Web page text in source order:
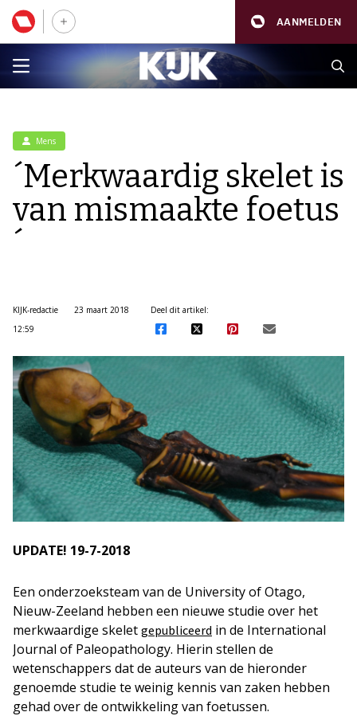
AANMELDEN
Mens
´Merkwaardig skelet is
van mismaakte foetus
´
KIJK-redactie
23 maart 2018
12:59
Deel dit artikel:
UPDATE! 19-7-2018
Een onderzoeksteam van de University of Otago,
Nieuw-Zeeland hebben een nieuwe studie over het
merkwaardige skelet gepubliceerd in de International
Journal of Paleopathology. Hierin stellen de
wetenschappers dat de auteurs van de hieronder
genoemde studie te weinig kennis van zaken hebben
gehad over de ontwikkeling van foetussen.